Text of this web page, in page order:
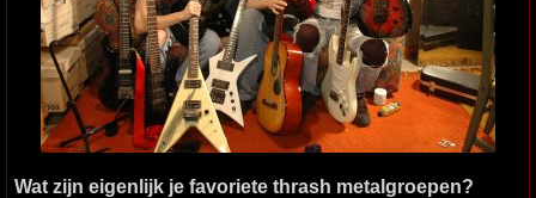
Wat zijn eigenlijk je favoriete thrash metalgroepen?